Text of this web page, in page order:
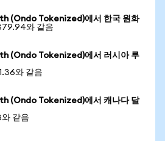
(Ondo Tokenized)에서 한국 원화
와 같음
(Ondo Tokenized)에서 러시아 루
와 같음
(Ondo Tokenized)에서 캐나다 달
같음